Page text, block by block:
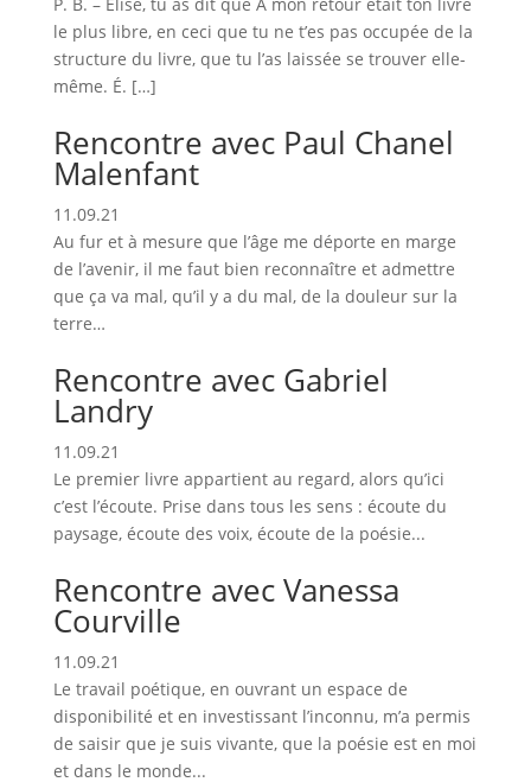
le plus libre, en ceci que tu ne t’es pas occupée de la
structure du livre, que tu l’as laissée se trouver elle-
même. É. […]
Rencontre avec Paul Chanel
Malenfant
11.09.21
Au fur et à mesure que l’âge me déporte en marge
de l’avenir, il me faut bien reconnaître et admettre
que ça va mal, qu’il y a du mal, de la douleur sur la
terre…
Rencontre avec Gabriel
Landry
11.09.21
Le premier livre appartient au regard, alors qu’ici
c’est l’écoute. Prise dans tous les sens : écoute du
paysage, écoute des voix, écoute de la poésie...
Rencontre avec Vanessa
Courville
11.09.21
Le travail poétique, en ouvrant un espace de
disponibilité et en investissant l’inconnu, m’a permis
de saisir que je suis vivante, que la poésie est en moi
et dans le monde...